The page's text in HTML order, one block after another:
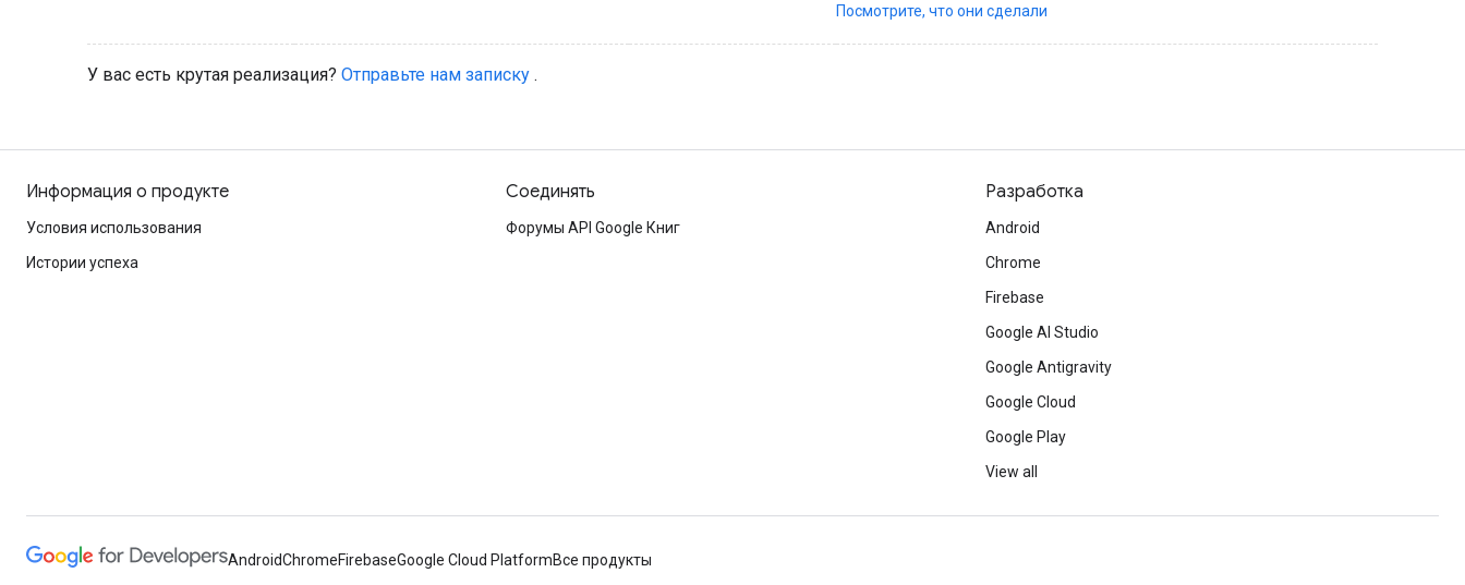
Посмотрите, что они сделали
У вас есть крутая реализация? Отправьте нам записку .
Информация о продукте
Условия использования
Истории успеха
Соединять
Форумы API Google Книг
Разработка
Android
Chrome
Firebase
Google AI Studio
Google Antigravity
Google Cloud
Google Play
View all
AndroidChromeFirebaseGoogle Cloud PlatformВсе продукты